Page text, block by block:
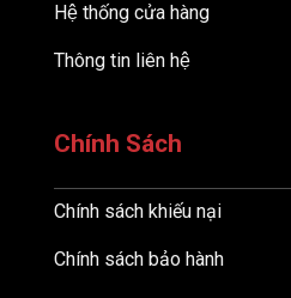
Hệ thống cửa hàng
Thông tin liên hệ
Chính Sách
Chính sách khiếu nại
Chính sách bảo hành